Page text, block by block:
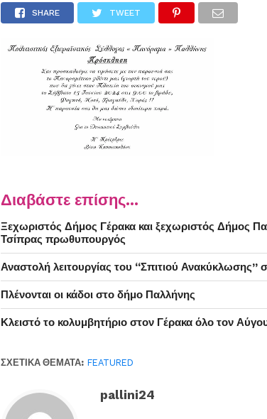
SHARE TWEET
Διαβάστε επίσης...
Ξεχωριστός Δήμος Γέρακα και ξεχωριστός Δήμος
Τσίπρας πρωθυπουργός
Αναστολή λειτουργίας του “Σπιτιού Ανακύκλωσης”
Πλένονται οι κάδοι στο δήμο Παλλήνης
Κλειστό το κολυμβητήριο στον Γέρακα όλο τον
ΣΧΕΤΙΚΆ ΘΈΜΑΤΑ: FEATURED
pallini24